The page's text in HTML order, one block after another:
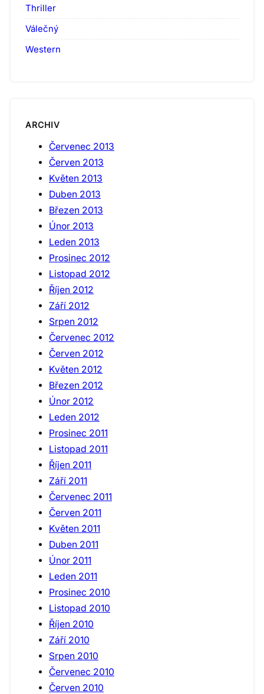
Thriller
Válečný
Western
ARCHIV
Červenec 2013
Červen 2013
Květen 2013
Duben 2013
Březen 2013
Únor 2013
Leden 2013
Prosinec 2012
Listopad 2012
Říjen 2012
Září 2012
Srpen 2012
Červenec 2012
Červen 2012
Květen 2012
Březen 2012
Únor 2012
Leden 2012
Prosinec 2011
Listopad 2011
Říjen 2011
Září 2011
Červenec 2011
Červen 2011
Květen 2011
Duben 2011
Únor 2011
Leden 2011
Prosinec 2010
Listopad 2010
Říjen 2010
Září 2010
Srpen 2010
Červenec 2010
Červen 2010